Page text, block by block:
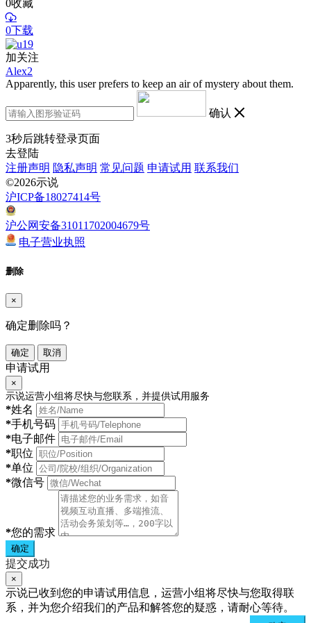
0收藏
0下载
加关注
Alex2
Apparently, this user prefers to keep an air of mystery about them.
确认
3秒后跳转登录页面
去登陆
注册声明 隐私声明 常见问题 申请试用 联系我们
©2026示说
沪ICP备18027414号
沪公网安备31011702004679号
电子营业执照
删除
×
确定删除吗？
确定 取消
申请试用
×
示说运营小组将尽快与您联系，并提供试用服务
*姓名
*手机号码
*电子邮件
*职位
*单位
*微信号
*您的需求
确定
提交成功
×
示说已收到您的申请试用信息，运营小组将尽快与您取得联
系，并为您介绍我们的产品和解答您的疑惑，请耐心等待。